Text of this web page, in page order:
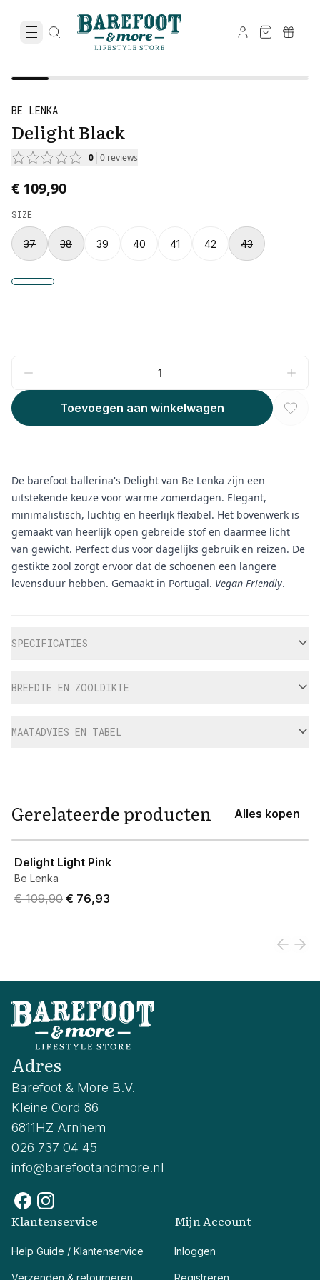
BE LENKA
Delight Black
0 0 reviews
€ 109,90
SIZE
37 38 39 40 41 42 43
Toevoegen aan winkelwagen
De barefoot ballerina's Delight van Be Lenka zijn een
uitstekende keuze voor warme zomerdagen. Elegant,
minimalistisch, luchtig en heerlijk flexibel. Het bovenwerk is
gemaakt van heerlijk open gebreide stof en daarmee licht
van gewicht. Perfect dus voor dagelijks gebruik en reizen. De
gestikte zool zorgt ervoor dat de schoenen een langere
levensduur hebben. Gemaakt in Portugal. Vegan Friendly.
SPECIFICATIES
BREEDTE EN ZOOLDIKTE
MAATADVIES EN TABEL
Gerelateerde producten Alles kopen
Delight Light Pink
Be Lenka
Original price was € 109,90.
€ 109,90 Current price is € 76,93.
€ 76,93
Adres
Barefoot & More B.V.
Kleine Oord 86
6811HZ Arnhem
026 737 04 45
info@barefootandmore.nl
Klantenservice
Help Guide / Klantenservice
Mijn Account
Inloggen